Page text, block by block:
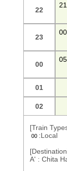
22
21
23
00
00
05
01
02
[Train
00 :Local
A' : Chita